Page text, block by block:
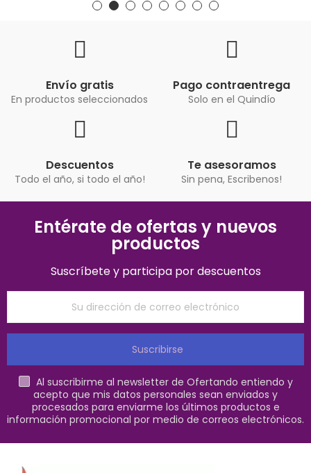
Envío gratis
En productos seleccionados
Pago contraentrega
Solo en el Quindío
Descuentos
Todo el año, si todo el año!
Te asesoramos
Sin pena, Escribenos!
Entérate de ofertas y nuevos
productos
Suscríbete y participa por descuentos
Suscribirse
Al suscribirme al newsletter de Ofertando entiendo y
acepto que mis datos personales sean enviados y
procesados para enviarme los últimos productos e
información promocional por medio de correos electrónicos.